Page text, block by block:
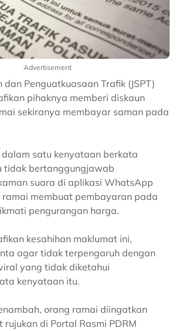
Advertisement
dan Penguatkuasaan Trafik (JSPT)
pihaknya memberi diskaun
sekiranya membayar saman pada
dalam satu kenyataan berkata
tidak bertanggungjawab
suara di aplikasi WhatsApp
ramai membuat pembayaran pada
pengurangan harga.
kesahihan maklumat ini,
agar tidak terpengaruh dengan
yang tidak diketahui
kenyataan itu.
orang ramai diingatkan
di Portal Rasmi PDRM